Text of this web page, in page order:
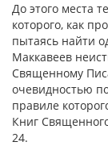
До этого места
которого, как
пытаясь найти
Маккавеев
Священному
очевидностью
правиле
Книг
24.